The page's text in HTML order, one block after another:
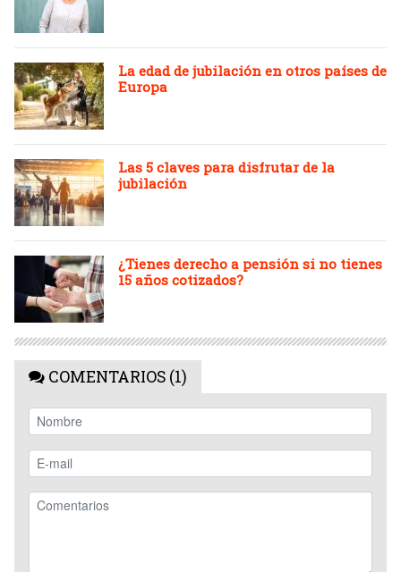
La edad de jubilación en otros países de
Europa
Las 5 claves para disfrutar de la
jubilación
¿Tienes derecho a pensión si no tienes
15 años cotizados?
COMENTARIOS (1)